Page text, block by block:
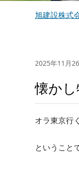
旭建設株式
2025年11月
懐か
オラ東京行
ということ